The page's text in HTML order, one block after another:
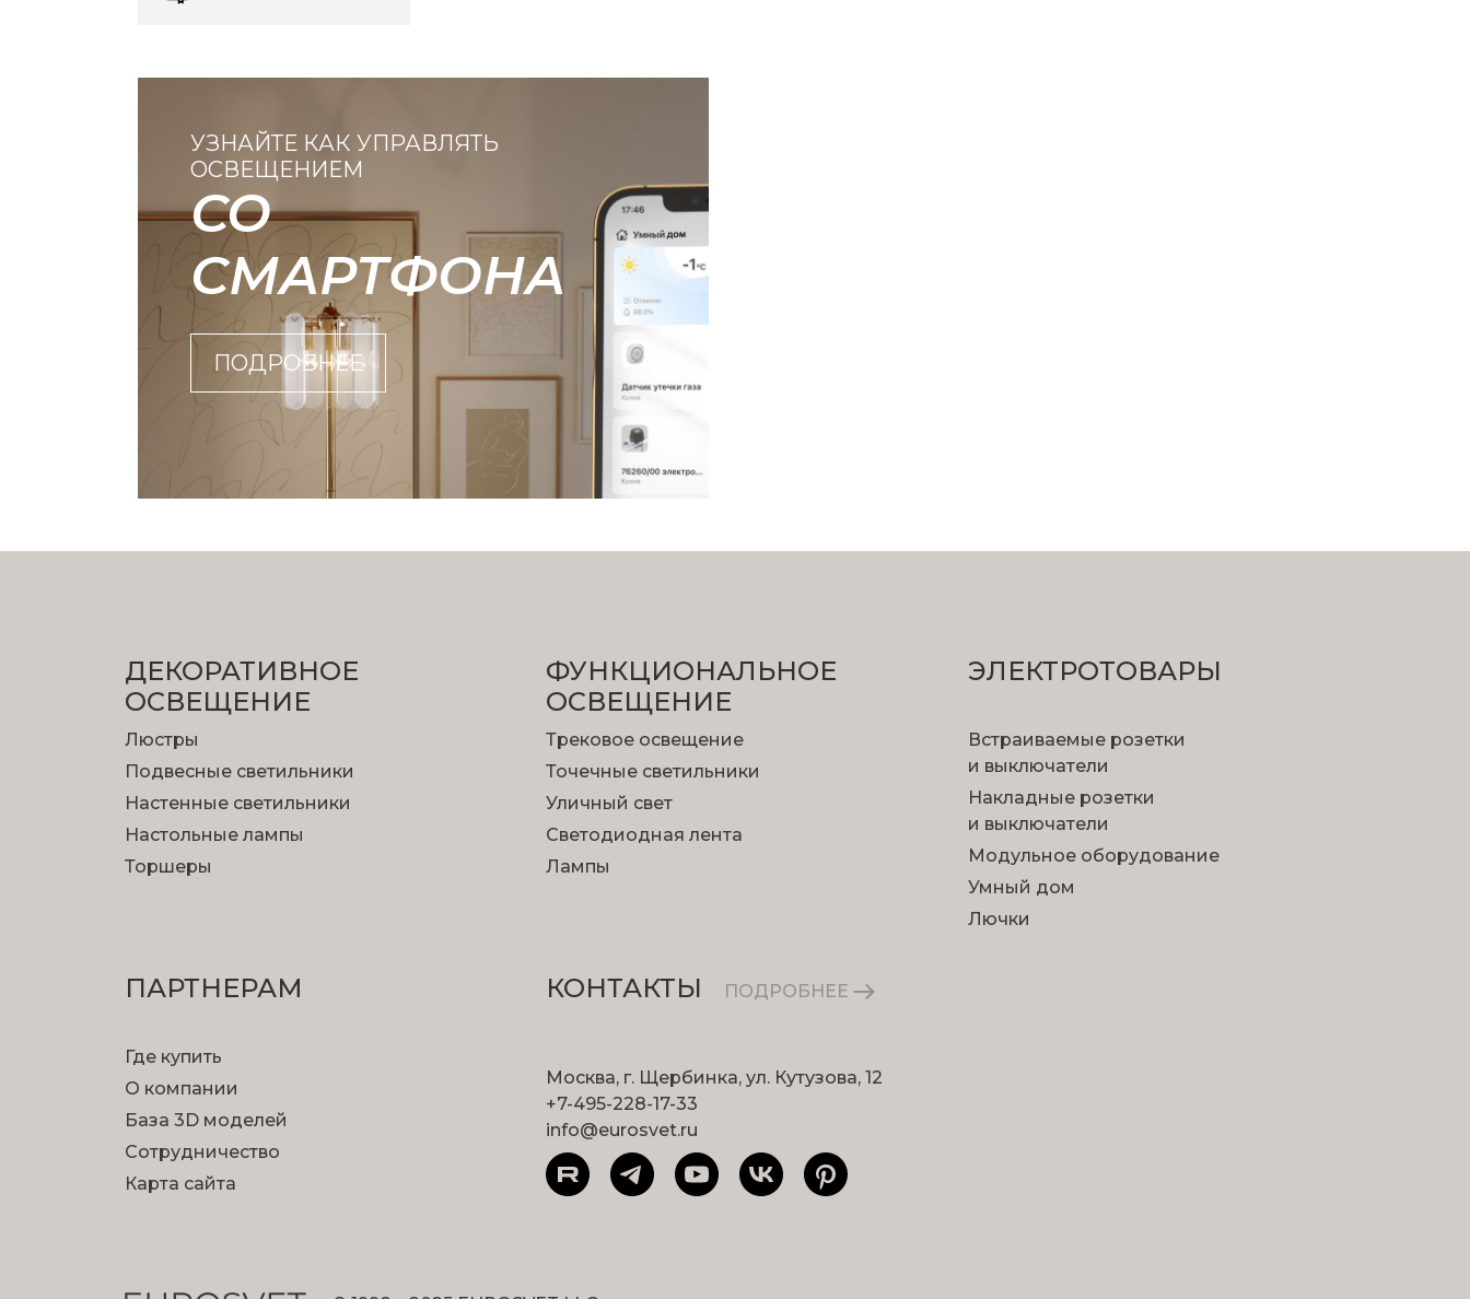
УЗНАЙТЕ КАК УПРАВЛЯТЬ
ОСВЕЩЕНИЕМ
СО
СМАРТФОНА
ПОДРОБНЕЕ
ДЕКОРАТИВНОЕ
ОСВЕЩЕНИЕ
Люстры
Подвесные светильники
Настенные светильники
Настольные лампы
Торшеры
ФУНКЦИОНА­ЛЬНОЕ
ОСВЕЩЕНИЕ
Трековое освещение
Точечные светильники
Уличный свет
Светодиодная лента
Лампы
ЭЛЕКТРОТОВАРЫ
Встраиваемые розетки
и выключатели
Накладные розетки
и выключатели
Модульное оборудование
Умный дом
Лючки
ПАРТНЕРАМ
Где купить
О компании
База 3D моделей
Сотрудничество
Карта сайта
КОНТАКТЫ ПОДРОБНЕЕ
Москва, г. Щербинка, ул. Кутузова, 12
+7-495-228-17-33
info@eurosvet.ru